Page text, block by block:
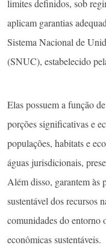
limites definidos, sob
aplicam garantias
Sistema Nacional de
(SNUC), estabelecido
Elas possuem a função
porções significativas e
populações, habitats e
águas jurisdicionais,
Além disso, garantem às
sustentável dos recursos
comunidades do entorno
econômicas sustentáveis.